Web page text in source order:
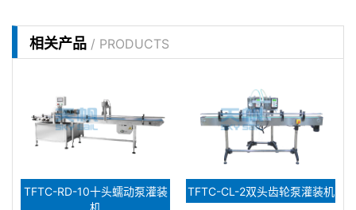
大的占地面积，让广大中小型企业、实验…
相关产品 / PRODUCTS
TFTC-RD-10十头蠕动泵灌装
机
TFTC-CL-2双头齿轮泵灌装机